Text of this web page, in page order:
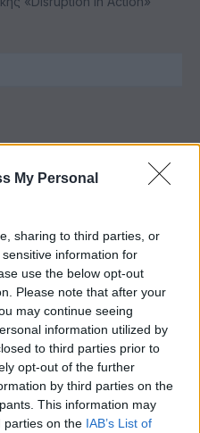
My Personal
sharing to third parties, or
information for
use the below opt-out
Please note that after your
may continue seeing
information utilized by
to third parties prior to
opt-out of the further
by third parties on the
This information may
parties on the IAB’s List of
στην ευρωπαϊκή